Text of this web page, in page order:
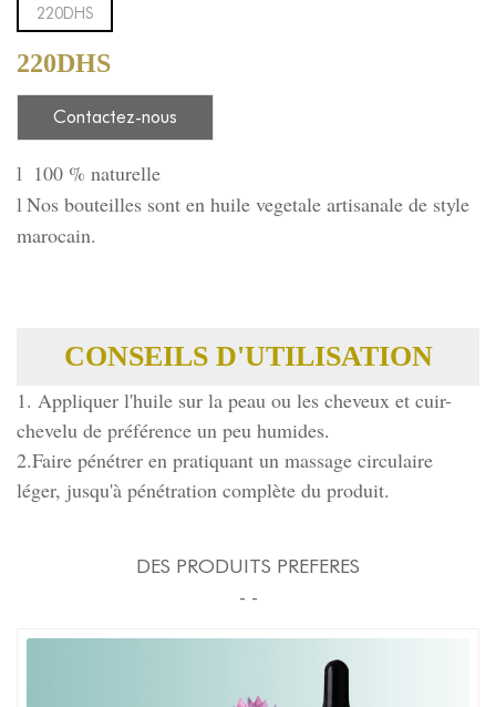
220DHS
220DHS
Contactez-nous
l 100 % naturelle
l Nos bouteilles sont en huile vegetale artisanale de style
marocain.
CONSEILS D'UTILISATION
1. Appliquer l'huile sur la peau ou les cheveux et cuir-
chevelu de préférence un peu humides.
2.Faire pénétrer en pratiquant un massage circulaire
léger, jusqu'à pénétration complète du produit.
DES PRODUITS PREFERES
- -